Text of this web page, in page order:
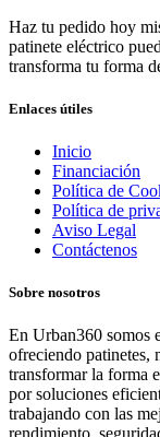
Haz tu pedido hoy
patinete eléctrico
transforma tu forma
Enlaces útiles
Inicio
Financiación
Política de
Política de
Aviso Legal
Contáctenos
Sobre nosotros
En Urban360 somos
ofreciendo patinetes,
transformar la forma
por soluciones
trabajando con las